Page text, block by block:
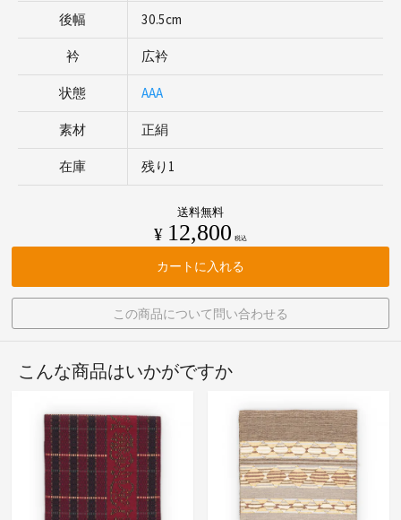
後幅 30.5cm
衿 広衿
状態 AAA
素材 正絹
在庫 残り1
送料無料
¥ 12,800 税込
カートに入れる
この商品について問い合わせる
こんな商品はいかがですか